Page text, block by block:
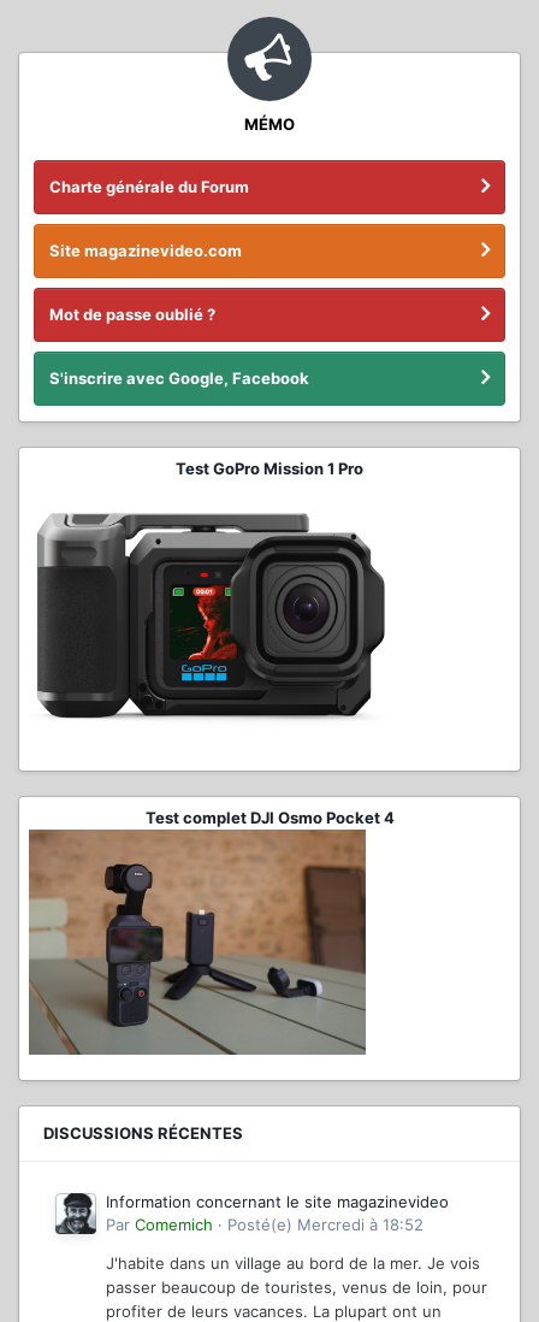
MÉMO
Charte générale du Forum
Site magazinevideo.com
Mot de passe oublié ?
S'inscrire avec Google, Facebook
Test GoPro Mission 1 Pro
Test complet DJI Osmo Pocket 4
DISCUSSIONS RÉCENTES
Information concernant le site magazinevideo
Par Comemich · Posté(e) Mercredi à 18:52
J'habite dans un village au bord de la mer. Je vois
passer beaucoup de touristes, venus de loin, pour
profiter de leurs vacances. La plupart ont un